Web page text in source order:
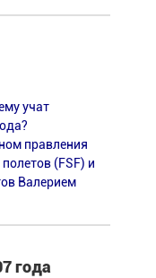
учат
правления
(FSF) и
Валерием
года